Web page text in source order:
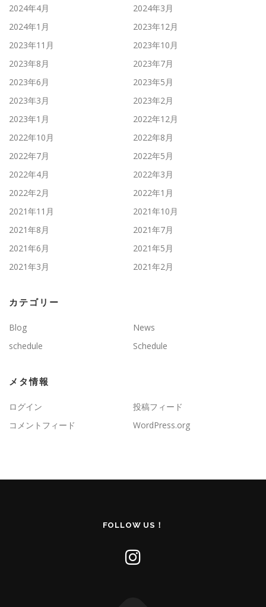
2024年4月
2024年3月
2024年1月
2023年12月
2023年11月
2023年10月
2023年8月
2023年7月
2023年6月
2023年5月
2023年3月
2023年2月
2023年1月
2022年12月
2022年10月
2022年8月
2022年7月
2022年5月
2022年4月
2022年3月
2022年2月
2022年1月
2021年11月
2021年10月
2021年8月
2021年7月
2021年6月
2021年5月
2021年3月
2021年2月
カテゴリー
Blog
News
schedule
Schedule
メタ情報
ログイン
投稿フィード
コメントフィード
WordPress.org
FOLLOW US！